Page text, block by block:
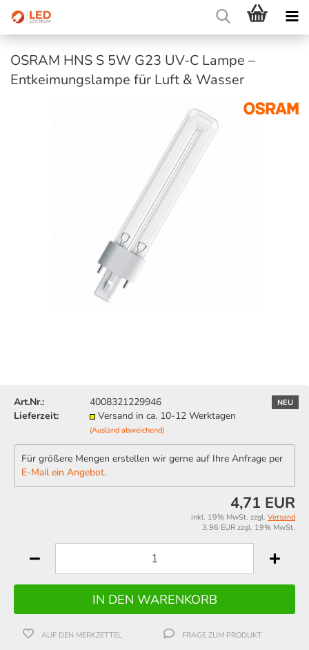
OSRAM HNS S 5W G23 UV-C Lampe –
Entkeimungslampe für Luft & Wasser
NEU
Art.Nr.:
4008321229946
Lieferzeit:
Versand in ca. 10-12 Werktagen
(Ausland abweichend)
Für größere Mengen erstellen wir gerne auf Ihre Anfrage per
E-Mail ein Angebot.
4,71 EUR
inkl. 19% MwSt. zzgl. Versand
3,96 EUR zzgl. 19% MwSt.
AUF DEN MERKZETTEL FRAGE ZUM PRODUKT